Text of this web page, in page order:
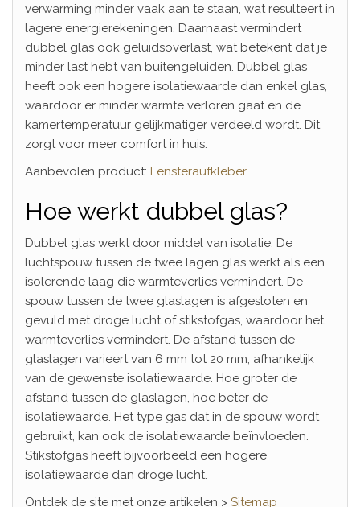
verwarming minder vaak aan te staan, wat resulteert in
lagere energierekeningen. Daarnaast vermindert
dubbel glas ook geluidsoverlast, wat betekent dat je
minder last hebt van buitengeluiden. Dubbel glas
heeft ook een hogere isolatiewaarde dan enkel glas,
waardoor er minder warmte verloren gaat en de
kamertemperatuur gelijkmatiger verdeeld wordt. Dit
zorgt voor meer comfort in huis.
Aanbevolen product: Fensteraufkleber
Hoe werkt dubbel glas?
Dubbel glas werkt door middel van isolatie. De
luchtspouw tussen de twee lagen glas werkt als een
isolerende laag die warmteverlies vermindert. De
spouw tussen de twee glaslagen is afgesloten en
gevuld met droge lucht of stikstofgas, waardoor het
warmteverlies vermindert. De afstand tussen de
glaslagen varieert van 6 mm tot 20 mm, afhankelijk
van de gewenste isolatiewaarde. Hoe groter de
afstand tussen de glaslagen, hoe beter de
isolatiewaarde. Het type gas dat in de spouw wordt
gebruikt, kan ook de isolatiewaarde beïnvloeden.
Stikstofgas heeft bijvoorbeeld een hogere
isolatiewaarde dan droge lucht.
Ontdek de site met onze artikelen > Sitemap